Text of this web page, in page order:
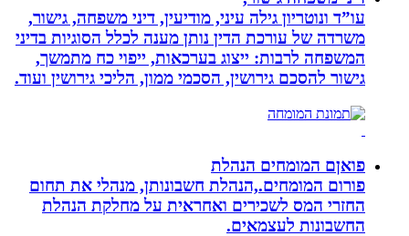
עו”ד ונוטריון גילה עיני, מודיעין, דיני משפחה, גישור,
משרדה של עורכת הדין נותן מענה לכלל הסוגיות בדיני
המשפחה לרבות: ייצוג בערכאות, ייפוי כח מתמשך,
גישור להסכם גירושין, הסכמי ממון, הליכי גירושין ועוד.
פואןם המומחים הנהלת
פורום המומחים.,הנהלת חשבונותן, מנהלי את תחום
החזרי המס לשכירים ואחראית על מחלקת הנהלת
החשבונות לעצמאים.